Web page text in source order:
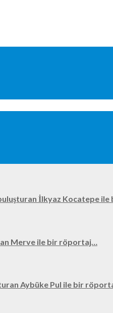
İlkyaz Kocatepe
Merve ile bir röportaj…
Aybüke Pul ile bir